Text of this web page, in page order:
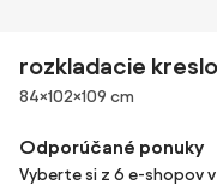
rozkladacie
Rozmery
84×102×109 cm
Odporúčané ponuky
Vyberte si z 6 e-shopov